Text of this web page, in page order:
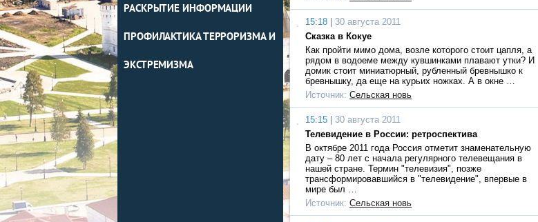
РАСКРЫТИЕ ИНФОРМАЦИИ
ПРОФИЛАКТИКА ТЕРРОРИЗМА И
ЭКСТРЕМИЗМА
15:18 |
30 августа 2011
Сказка в Кокуе
Как пройти мимо дома, возле которого стоит цапля, а
рядом в водоеме между кувшинками плавают утки? И
домик стоит миниатюрный, рубленный бревнышко к
бревнышку, да еще на курьих ножках. А в окне …
Источник: Сельская новь
15:15 |
30 августа 2011
Телевидение в России: ретроспектива
В октябре 2011 года Россия отметит знаменательную
дату – 80 лет с начала регулярного телевещания в
нашей стране. Термин "телевизия", позже
трансформировавшийся в "телевидение", впервые в
мире был …
Источник: Сельская новь